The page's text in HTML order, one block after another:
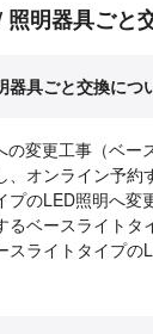
明器具ごと
器具ごと交換につ
変更工事（ベー
、オンライン予約
プのLED照明へ変
ベースライトタ
ライトタイプの